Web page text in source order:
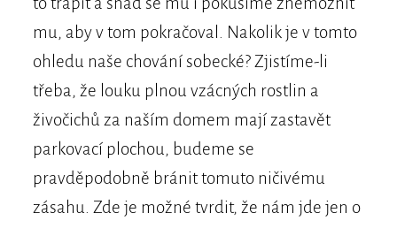
mu, aby v tom pokračoval. Nakolik je v tomto
ohledu naše chování sobecké? Zjistíme-li
třeba, že louku plnou vzácných rostlin a
živočichů za naším domem mají zastavět
parkovací plochou, budeme se
pravděpodobně bránit tomuto ničivému
zásahu. Zde je možné tvrdit, že nám jde jen o